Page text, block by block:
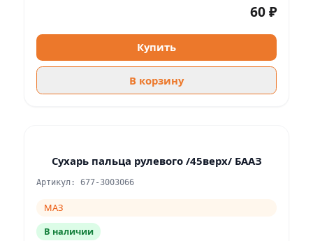
60 ₽
Купить
В корзину
Сухарь пальца рулевого /45верх/ БААЗ
Артикул: 677-3003066
МАЗ
В наличии